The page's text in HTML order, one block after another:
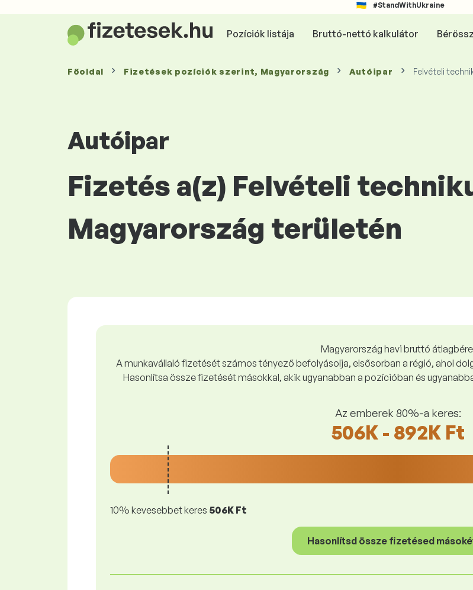
#StandWithUkraine
Pozíciók listája Bruttó-nettó kalkulátor
Főoldal Fizetések pozíciók szerint, Magyarország Autóipar Felvételi
Autóipar
Fizetés a(z) Felvételi
Magyarország területén
Magyarország havi bruttó
A munkavállaló fizetését számos tényező befolyásolja, elsősorban a régió, ahol
Hasonlítsa össze fizetését másokkal, akik ugyanabban a pozícióban és
Az emberek 80%-a keres:
506K - 892K Ft
10% kevesebbet keres 506K Ft
Hasonlítsd össze fizetésed